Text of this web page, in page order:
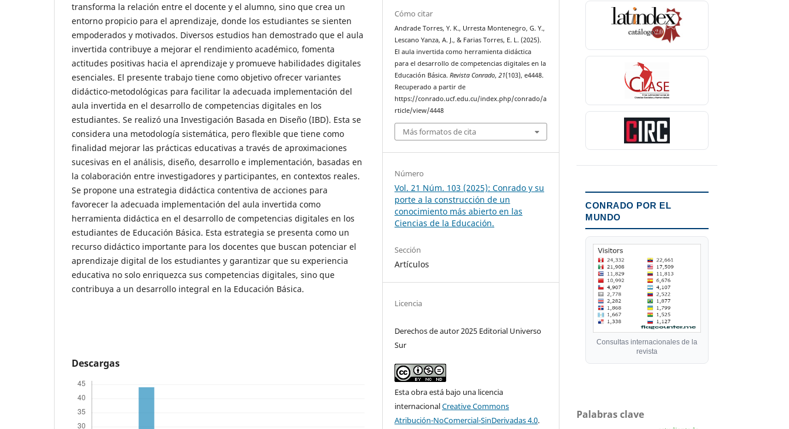
transforma la relación entre el docente y el alumno, sino que crea un
entorno propicio para el aprendizaje, donde los estudiantes se sienten
empoderados y motivados. Diversos estudios han demostrado que el aula
invertida contribuye a mejorar el rendimiento académico, fomenta
actitudes positivas hacia el aprendizaje y promueve habilidades digitales
esenciales. El presente trabajo tiene como objetivo ofrecer variantes
didáctico-metodológicas para facilitar la adecuada implementación del
aula invertida en el desarrollo de competencias digitales en los
estudiantes. Se realizó una Investigación Basada en Diseño (IBD). Esta se
considera una metodología sistemática, pero flexible que tiene como
finalidad mejorar las prácticas educativas a través de aproximaciones
sucesivas en el análisis, diseño, desarrollo e implementación, basadas en
la colaboración entre investigadores y participantes, en contextos reales.
Se propone una estrategia didáctica contentiva de acciones para
favorecer la adecuada implementación del aula invertida como
herramienta didáctica en el desarrollo de competencias digitales en los
estudiantes de Educación Básica. Esta estrategia se presenta como un
recurso didáctico importante para los docentes que buscan potenciar el
aprendizaje digital de los estudiantes y garantizar que su experiencia
educativa no solo enriquezca sus competencias digitales, sino que
contribuya a un desarrollo integral en la Educación Básica.
Descargas
Cómo citar
Andrade Torres, Y. K., Urresta Montenegro, G. Y.,
Lescano Yanza, A. J., & Farias Torres, E. L. (2025).
El aula invertida como herramienta didáctica
para el desarrollo de competencias digitales en la
Educación Básica.Revista Conrado,21(103), e4448.
Recuperado a partir de
https://conrado.ucf.edu.cu/index.php/conrado/a
rticle/view/4448
Más formatos de cita
Número
Vol. 21 Núm. 103 (2025): Conrado y su
porte a la construcción de un
conocimiento más abierto en las
Ciencias de la Educación.
Sección
Artículos
Licencia
Derechos de autor 2025 Editorial Universo
Sur
Esta obra está bajo una licencia
internacionalCreative Commons
Atribución-NoComercial-SinDerivadas 4.0.
CONRADO POR EL
MUNDO
Consultas internacionales de la
revista
Palabras clave